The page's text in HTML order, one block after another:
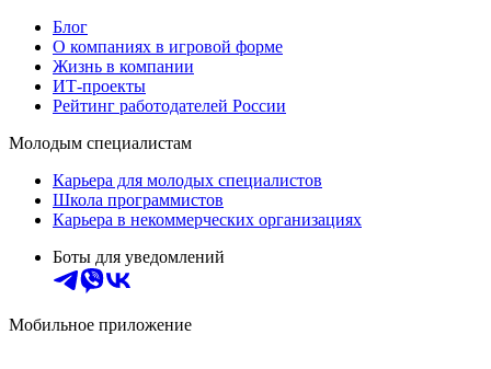
Блог
О компаниях в игровой форме
Жизнь в компании
ИТ-проекты
Рейтинг работодателей России
Молодым специалистам
Карьера для молодых специалистов
Школа программистов
Карьера в некоммерческих организациях
Боты для уведомлений
Мобильное приложение